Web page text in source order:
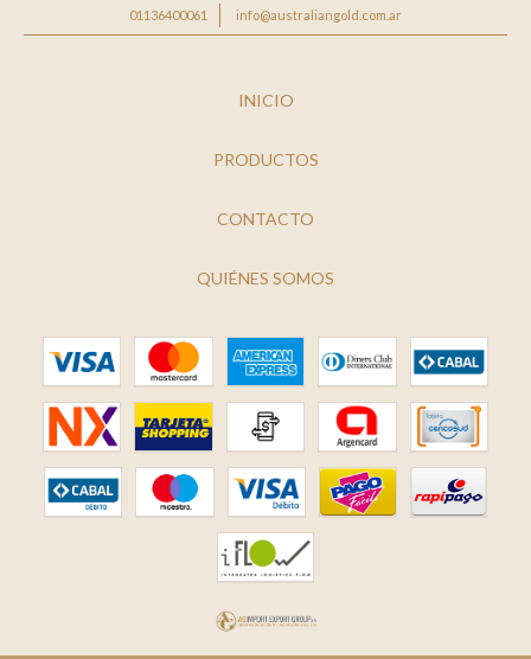
01136400061 info@australiangold.com.ar
INICIO
PRODUCTOS
CONTACTO
QUIÉNES SOMOS